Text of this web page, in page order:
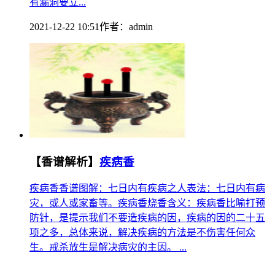
有漏洞要立...
2021-12-22 10:51作者： admin
【香谱解析】 疾病香
疾病香香谱图解：七日内有疾病之人表法：七日内有病
灾，或人或家畜等。疾病香烧香含义：疾病香比喻打预
防针，是提示我们不要造疾病的因，疾病的因的二十五
项之多，总体来说，解决疾病的方法是不伤害任何众
生。戒杀放生是解决病灾的主因。 ...